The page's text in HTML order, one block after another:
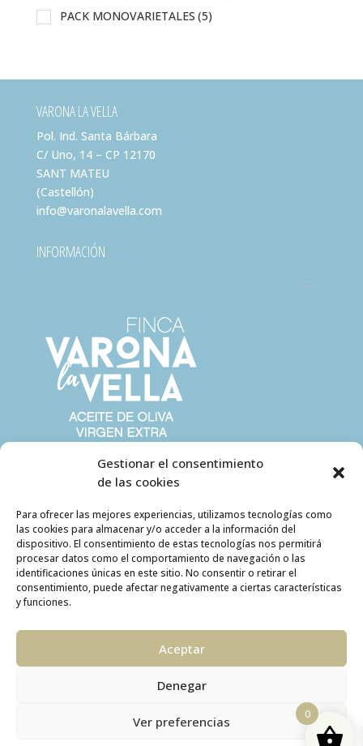
Gestionar el consentimiento
de las cookies
Para ofrecer las mejores experiencias, utilizamos tecnologías como
las cookies para almacenar y/o acceder a la información del
dispositivo. El consentimiento de estas tecnologías nos permitirá
procesar datos como el comportamiento de navegación o las
identificaciones únicas en este sitio. No consentir o retirar el
consentimiento, puede afectar negativamente a ciertas características
y funciones.
Aceptar
Denegar
Ver preferencias
PACK MONOVARIETALES (5)
VARONA LA VELLA
Pol. Ind. Santa Bárbara
C/ Uno, 14 – CP 12170
SANT MATEU
(Castellón)
info@varonalavella.com
INFORMACIÓN
0